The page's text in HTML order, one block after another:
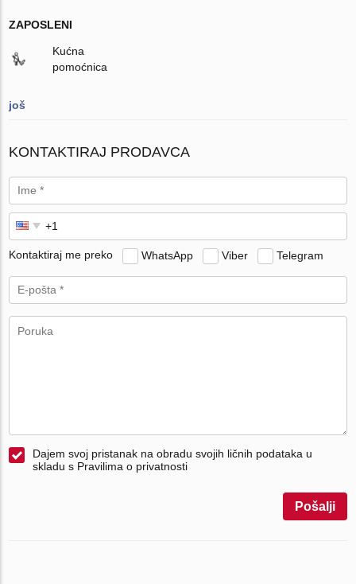
ZAPOSLENI
Kućna
pomoćnica
još
KONTAKTIRAJ PRODAVCA
Kontaktiraj me preko WhatsApp Viber Telegram
Dajem svoj pristanak na obradu svojih ličnih podataka u
skladu s Pravilima o privatnosti
Pošalji